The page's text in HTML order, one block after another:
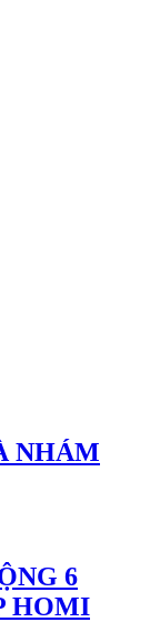
NHÁM
6
HOMI